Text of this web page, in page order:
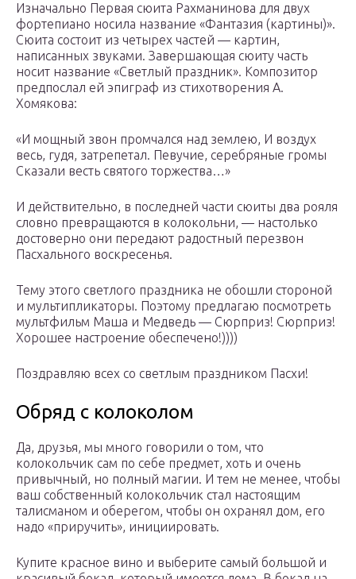
Изначально Первая сюита Рахманинова для двух
фортепиано носила название «Фантазия (картины)».
Сюита состоит из четырех частей — картин,
написанных звуками. Завершающая сюиту часть
носит название «Светлый праздник». Композитор
предпослал ей эпиграф из стихотворения А.
Хомякова:
«И мощный звон промчался над землею, И воздух
весь, гудя, затрепетал. Певучие, серебряные громы
Сказали весть святого торжества…»
И действительно, в последней части сюиты два рояля
словно превращаются в колокольни, — настолько
достоверно они передают радостный перезвон
Пасхального воскресенья.
Тему этого светлого праздника не обошли стороной
и мультипликаторы. Поэтому предлагаю посмотреть
мультфильм Маша и Медведь — Сюрприз! Сюрприз!
Хорошее настроение обеспечено!))))
Поздравляю всех со светлым праздником Пасхи!
Обряд с колоколом
Да, друзья, мы много говорили о том, что
колокольчик сам по себе предмет, хоть и очень
привычный, но полный магии. И тем не менее, чтобы
ваш собственный колокольчик стал настоящим
талисманом и оберегом, чтобы он охранял дом, его
надо «приручить», инициировать.
Купите красное вино и выберите самый большой и